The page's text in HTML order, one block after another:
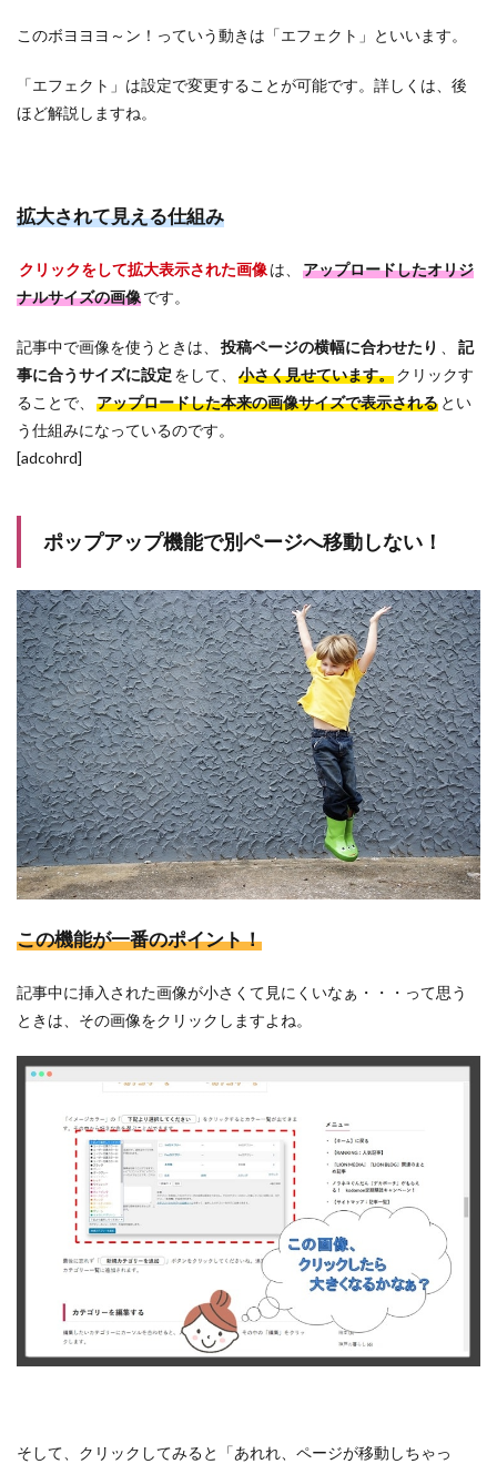
このボヨヨヨ～ン！っていう動きは「エフェクト」といいます。
「エフェクト」は設定で変更することが可能です。詳しくは、後
ほど解説しますね。
拡大されて見える仕組み
クリックをして拡大表示された画像 は、
アップロードしたオリジ
ナルサイズの画像です。
記事中で画像を使うときは、 投稿ページの横幅に合わせたり
記
事に合うサイズに設定 をして、 小さく見せています。クリックす
ることで、
アップロードした本来の画像サイズで表示される とい
う仕組みになっているのです。
[adcohrd]
ポップアップ機能で別ページへ移動しない！
この機能が一番のポイント！
記事中に挿入された画像が小さくて見にくいなぁ・・・って思う
ときは、その画像をクリックしますよね。
そして、クリックしてみると「あれれ、ページが移動しちゃっ